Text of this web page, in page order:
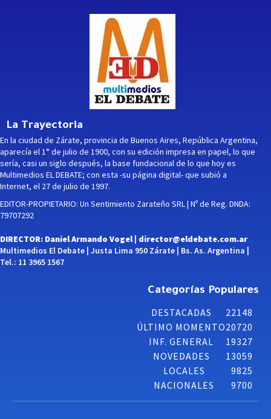
La Trayectoria
En la ciudad de Zárate, provincia de Buenos Aires, República Argentina,
aparecía el 1° de julio de 1900, con su edición impresa en papel, lo que
sería, casi un siglo después, la base fundacional de lo que hoy es
Multimedios EL DEBATE; con esta -su página digital- que subió a
Internet, el 27 de julio de 1997.
EDITOR-PROPIETARIO: Un Sentimiento Zarateño SRL | Nº de Reg. DNDA:
79707292
DIRECTOR: Daniel Armando Vogel | director@eldebate.com.ar
Multimedios El Debate | Justa Lima 950 Zárate | Bs. As. Argentina |
Tel.: 11 3965 1567
Categorías Populares
DESTACADAS
22148
ÚLTIMO MOMENTO20720
INF. GENERAL
19327
NOVEDADES
13059
LOCALES
9825
NACIONALES
9700